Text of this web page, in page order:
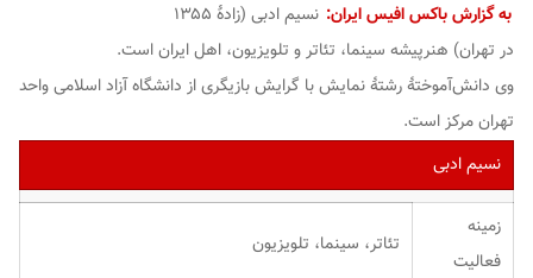
به گزارش باکس افیس ایران:
نسیم ادبی (زادهٔ ۱۳۵۵
در تهران) هنرپیشه سینما، تئاتر و تلویزیون، اهل ایران است.
وی دانش‌آموختهٔ رشتهٔ نمایش با گرایش بازیگری از دانشگاه آزاد اسلامی واحد
تهران مرکز است.
نسیم ادبی
زمینه
فعالیت
تئاتر، سینما، تلویزیون